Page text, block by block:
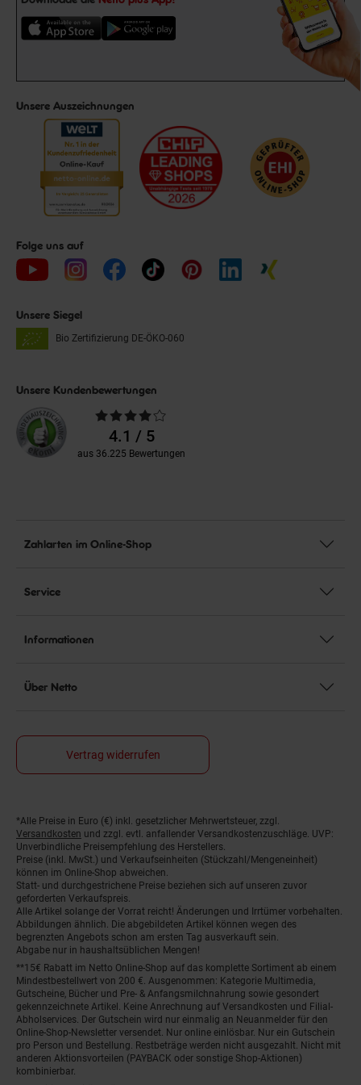
Unsere Auszeichnungen
Folge uns auf
Unsere Siegel
Bio Zertifizierung DE-ÖKO-060
Unsere Kundenbewertungen
Durchschnittliche
Bewertungen4.1 / 5
aus 36.225 Bewertungen
Zahlarten im Online-Shop
Service
Informationen
Über Netto
Vertrag widerrufen
Fußnoten
*Alle Preise in Euro (€) inkl. gesetzlicher Mehrwertsteuer, zzgl.
Versandkosten und zzgl. evtl. anfallender Versandkostenzuschläge. UVP:
Unverbindliche Preisempfehlung des Herstellers.
Preise (inkl. MwSt.) und Verkaufseinheiten (Stückzahl/Mengeneinheit)
können im Online-Shop abweichen.
Statt- und durchgestrichene Preise beziehen sich auf unseren zuvor
geforderten Verkaufspreis.
Alle Artikel solange der Vorrat reicht! Änderungen und Irrtümer vorbehalten.
Abbildungen ähnlich. Die abgebildeten Artikel können wegen des
begrenzten Angebots schon am ersten Tag ausverkauft sein.
Abgabe nur in haushaltsüblichen Mengen!
**15€ Rabatt im Netto Online-Shop auf das komplette Sortiment ab einem
Mindestbestellwert von 200 €. Ausgenommen: Kategorie Multimedia,
Gutscheine, Bücher und Pre- & Anfangsmilchnahrung sowie gesondert
gekennzeichnete Artikel. Keine Anrechnung auf Versandkosten und Filial-
Abholservices. Der Gutschein wird nur einmalig an Neuanmelder für den
Online-Shop-Newsletter versendet. Nur online einlösbar. Nur ein Gutschein
pro Person und Bestellung. Restbeträge werden nicht ausgezahlt. Nicht mit
anderen Aktionsvorteilen (PAYBACK oder sonstige Shop-Aktionen)
kombinierbar.